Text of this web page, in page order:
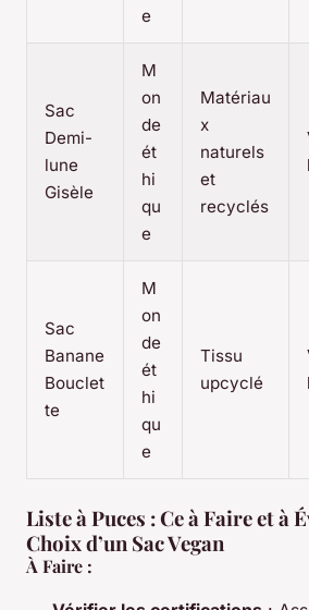
e
Sac
Demi-
lune
Gisèle
M
on
de
ét
hi
qu
e
Matériau
x
naturels
et
recyclés
Sac
Banane
Bouclet
te
M
on
de
ét
hi
qu
e
Tissu
upcyclé
Liste à Puces : Ce à Faire et à
Choix d’un Sac Vegan
À Faire :